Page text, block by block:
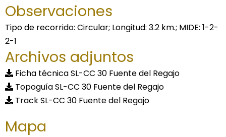
Observaciones
Tipo de recorrido: Circular; Longitud: 3.2 km.; MIDE: 1-2-
2-1
Archivos adjuntos
Ficha técnica SL-CC 30 Fuente del Regajo
Topoguía SL-CC 30 Fuente del Regajo
Track SL-CC 30 Fuente del Regajo
Mapa